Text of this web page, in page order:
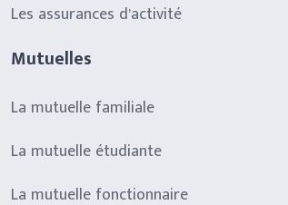
Les assurances d’activité
Mutuelles
La mutuelle familiale
La mutuelle étudiante
La mutuelle fonctionnaire